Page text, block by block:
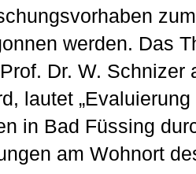
werden. Das
Dr. W. Schnizer
lautet
in Bad Füssing
am Wohnort